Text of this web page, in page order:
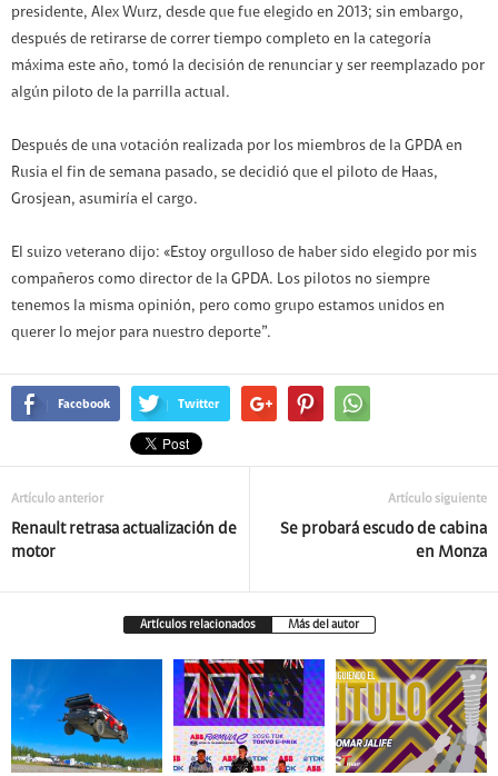
presidente, Alex Wurz, desde que fue elegido en 2013; sin embargo,
después de retirarse de correr tiempo completo en la categoría
máxima este año, tomó la decisión de renunciar y ser reemplazado por
algún piloto de la parrilla actual.
Después de una votación realizada por los miembros de la GPDA en
Rusia el fin de semana pasado, se decidió que el piloto de Haas,
Grosjean, asumiría el cargo.
El suizo veterano dijo: «Estoy orgulloso de haber sido elegido por mis
compañeros como director de la GPDA. Los pilotos no siempre
tenemos la misma opinión, pero como grupo estamos unidos en
querer lo mejor para nuestro deporte”.
Facebook Twitter
Artículo anterior
Renault retrasa actualización de
motor
Artículo siguiente
Se probará escudo de cabina
en Monza
Artículos relacionados Más del autor